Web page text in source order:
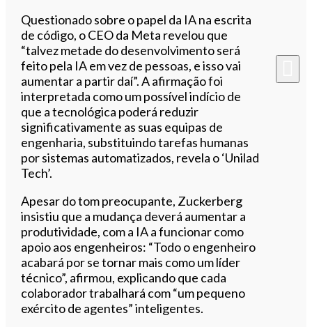
Questionado sobre o papel da IA na escrita
de código, o CEO da Meta revelou que
“talvez metade do desenvolvimento será
feito pela IA em vez de pessoas, e isso vai
aumentar a partir daí”. A afirmação foi
interpretada como um possível indício de
que a tecnológica poderá reduzir
significativamente as suas equipas de
engenharia, substituindo tarefas humanas
por sistemas automatizados, revela o ‘Unilad
Tech’.
Apesar do tom preocupante, Zuckerberg
insistiu que a mudança deverá aumentar a
produtividade, com a IA a funcionar como
apoio aos engenheiros: “Todo o engenheiro
acabará por se tornar mais como um líder
técnico”, afirmou, explicando que cada
colaborador trabalhará com “um pequeno
exército de agentes” inteligentes.